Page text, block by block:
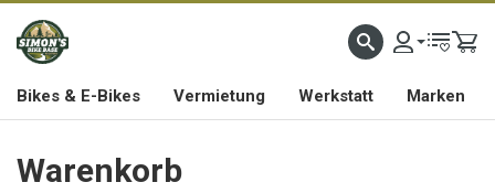
Bikes & E-Bikes Vermietung Werkstatt Marken
Warenkorb